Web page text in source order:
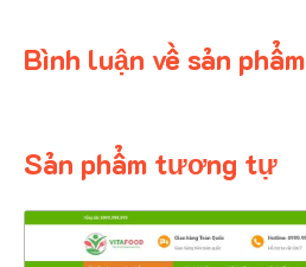
Bình luận về sản phẩm
Sản phẩm tương tự